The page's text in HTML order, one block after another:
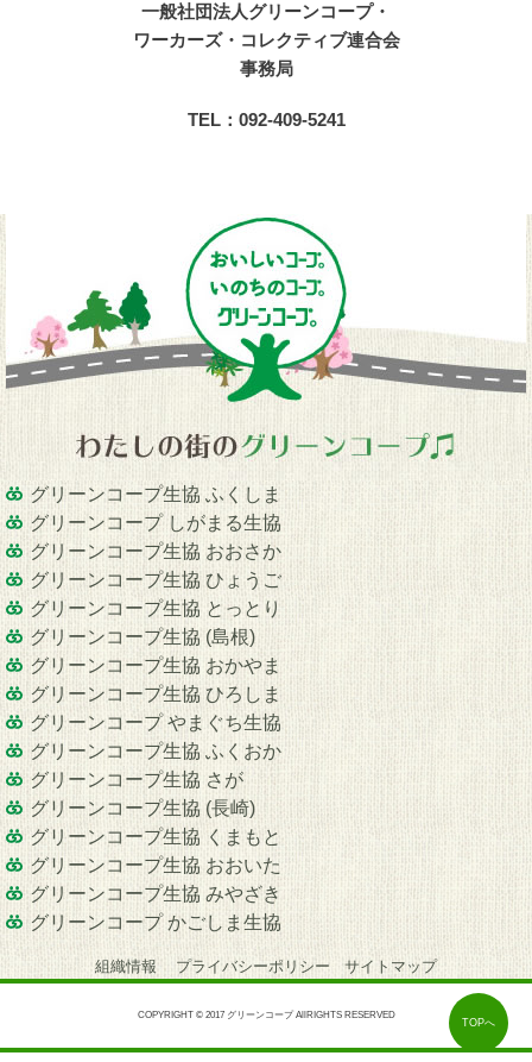
一般社団法人グリーンコープ・
ワーカーズ・コレクティブ連合会
事務局
TEL：092-409-5241
グリーンコープ生協 ふくしま
グリーンコープ しがまる生協
グリーンコープ生協 おおさか
グリーンコープ生協 ひょうご
グリーンコープ生協 とっとり
グリーンコープ生協 (島根)
グリーンコープ生協 おかやま
グリーンコープ生協 ひろしま
グリーンコープ やまぐち生協
グリーンコープ生協 ふくおか
グリーンコープ生協 さが
グリーンコープ生協 (長崎)
グリーンコープ生協 くまもと
グリーンコープ生協 おおいた
グリーンコープ生協 みやざき
グリーンコープ かごしま生協
組織情報 プライバシーポリシー サイトマップ
COPYRIGHT © 2017 グリーンコープ AllRIGHTS RESERVED
TOPへ